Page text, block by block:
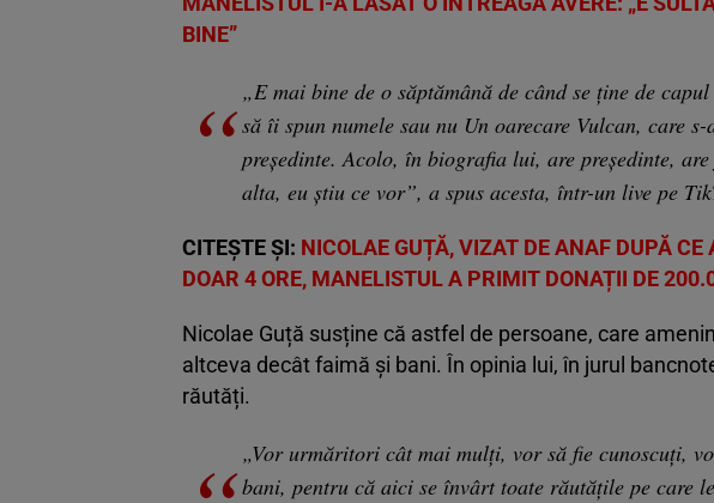
BINE”
„E mai bine de o săptămână de când se ține de
să îi spun numele sau nu Un oarecare Vulcan, care
președinte. Acolo, în biografia lui, are președinte,
alta, eu știu ce vor”, a spus acesta, într-un live pe
CITEȘTE ȘI: NICOLAE GUȚĂ, VIZAT DE ANAF DUPĂ CE
DOAR 4 ORE, MANELISTUL A PRIMIT DONAȚII DE
Nicolae Guță susține că astfel de persoane, care
altceva decât faimă și bani. În opinia lui, în jurul
răutăți.
„Vor urmăritori cât mai mulți, vor să fie cunoscuți,
bani, pentru că aici se învârt toate răutățile pe care